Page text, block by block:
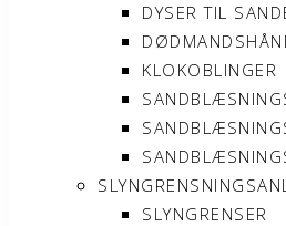
DYSER TIL
KLOKOBLINGER
SLYNGRENSER